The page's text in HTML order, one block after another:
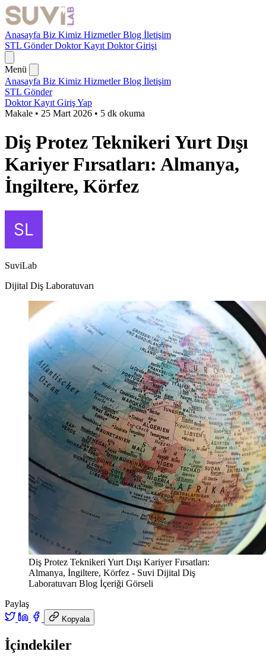
Anasayfa Biz Kimiz HizmetlerBlog İletişim
STL GönderDoktor Kayıt Doktor Girişi
Menü
Anasayfa Biz Kimiz HizmetlerBlog İletişim
STL Gönder
Doktor Kayıt Giriş Yap
Makale • 25 Mart 2026 • 5 dk okuma
Diş Protez Teknikeri Yurt Dışı
Kariyer Fırsatları: Almanya,
İngiltere, Körfez
SuviLab
Dijital Diş Laboratuvarı
Diş Protez Teknikeri Yurt Dışı Kariyer Fırsatları:
Almanya, İngiltere, Körfez - Suvi Dijital Diş
Laboratuvarı Blog İçeriği Görseli
Paylaş
Kopyala
İçindekiler